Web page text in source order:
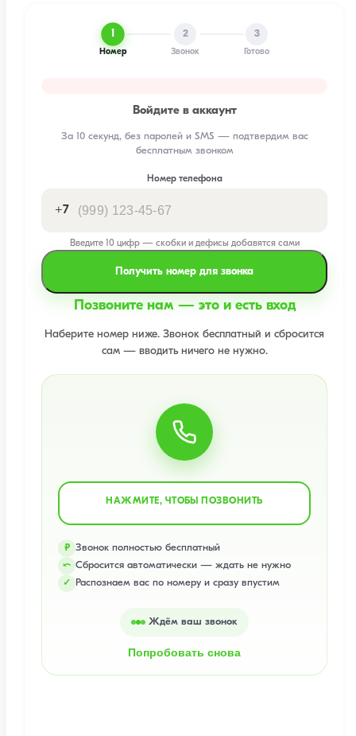
1
Номер
2
Звонок
3
Готово
Войдите в аккаунт
За 10 секунд, без паролей и SMS — подтвердим вас
бесплатным звонком
Номер телефона
+7
Введите 10 цифр — скобки и дефисы добавятся сами
Получить номер для звонка
Позвоните нам — это и есть вход
Наберите номер ниже. Звонок бесплатный и сбросится
сам — вводить ничего не нужно.
НАЖМИТЕ, ЧТОБЫ ПОЗВОНИТЬ
₽ Звонок полностью бесплатный
⤺ Сбросится автоматически — ждать не нужно
✓ Распознаем вас по номеру и сразу впустим
Ждём ваш звонок
Попробовать снова